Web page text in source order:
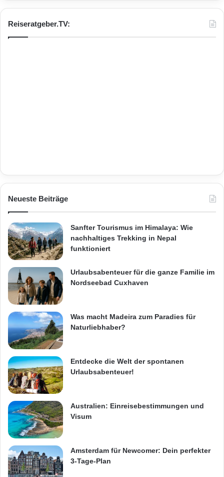
Reiseratgeber.TV:
Neueste Beiträge
Sanfter Tourismus im Himalaya: Wie
nachhaltiges Trekking in Nepal
funktioniert
Urlaubsabenteuer für die ganze Familie im
Nordseebad Cuxhaven
Was macht Madeira zum Paradies für
Naturliebhaber?
Entdecke die Welt der spontanen
Urlaubsabenteuer!
Australien: Einreisebestimmungen und
Visum
Amsterdam für Newcomer: Dein perfekter
3-Tage-Plan